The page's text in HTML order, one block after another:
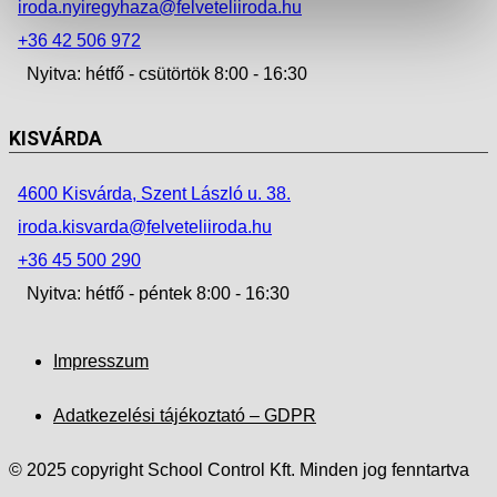
iroda.nyiregyhaza@felveteliiroda.hu
+36 42 506 972
Nyitva: hétfő - csütörtök 8:00 - 16:30
KISVÁRDA
4600 Kisvárda, Szent László u. 38.
iroda.kisvarda@felveteliiroda.hu
+36 45 500 290
Nyitva: hétfő - péntek 8:00 - 16:30
Impresszum
Adatkezelési tájékoztató – GDPR
© 2025 copyright School Control Kft. Minden jog fenntartva